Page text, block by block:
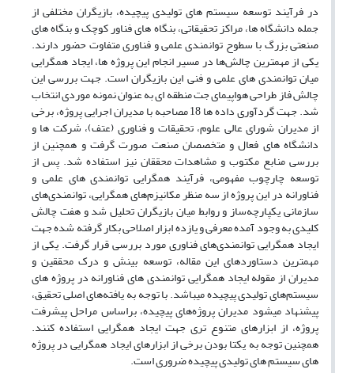
در فرآیند توسعه سیستم های تولیدی پیچیده، بازیگران مختلفی از
جمله دانشگاه ها، مراکز تحقیقاتی، بنگاه های فناور کوچک و بنگاه های
صنعتی بزرگ با سطوح توانمندی علمی و فناوری متفاوت حضور دارند.
یکی از مهمترین چالش‌ها در مسیر انجام این پروژه ها، ایجاد همگرایی
میان توانمندی های علمی و فنی این بازیگران است. جهت بررسی این
چالش فاز طراحی هواپیمای جت منطقه ای به عنوان نمونه موردی انتخاب
شد. جهت گردآوری داده ها 18 مصاحبه با مدیران اجرایی پروژه، برخی
از مدیران شورای عالی علوم، تحقیقات و فناوری (عتف)، شرکت ها و
دانشگاه های فعال و متخصصان صنعت صورت گرفت و همچنین از
بررسی منابع مکتوب و مشاهدات محققان نیز استفاده شد. پس از
توسعه چارچوب مفهومی، فرآیند همگرایی توانمندی های علمی و
فناورانه در این پروژه از سه منظر مکانیزم‌های همگرایی، توانمندی‌های
سازمانی یکپارچه‌ساز و روابط میان بازیگران تحلیل شد و هفت چالش
کلیدی به وجود آمده معرفی و یازده ابزار اصلاحی بکار گرفته شده جهت
ایجاد همگرایی توانمندی‌های فناوری مورد بررسی قرار گرفت. یکی از
مهمترین دستاوردهای این مقاله، توسعه بینش و درک محققین و
مدیران از مقوله ایجاد همگرایی توانمندی های فناورانه در پروژه های
سیستم‌های تولیدی پیچیده میباشد. با توجه به یافته‌های اصلی تحقیق،
پیشنهاد میشود مدیران پروژه‌های پیچیده، براساس مراحل پیشرفت
پروژه، از ابزارهای متنوع تری جهت ایجاد همگرایی استفاده کنند.
همچنین توجه به یکتا بودن برخی از ابزارهای ایجاد همگرایی در پروژه
های سیستم های تولیدی پیچیده ضروری است.